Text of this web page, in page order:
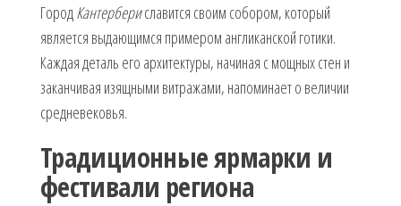
Город Кантербериславится своим собором, который
является выдающимся примером англиканской готики.
Каждая деталь его архитектуры, начиная с мощных стен и
заканчивая изящными витражами, напоминает о величии
средневековья.
Традиционные ярмарки и
фестивали региона